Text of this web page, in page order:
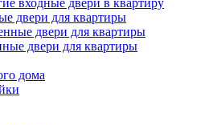
входные двери в квартиру
двери для квартиры
двери для квартиры
двери для квартиры
дома